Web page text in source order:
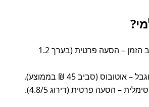
למי שחשוב הזמן – הסעה פרטית (בערך 1.2
אוטובוס (סביב 45 ₪ בממוצע).
– הסעה פרטית (דירוג 4.8/5).